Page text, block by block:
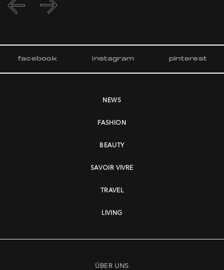
facebook instagram pinterest
NEWS
FASHION
BEAUTY
SAVOIR VIVRE
TRAVEL
LIVING
ÜBER UNS